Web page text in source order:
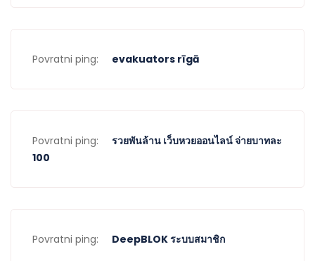
Povratni ping: evakuators rīgā
Povratni ping:
รวยพันล้าน เว็บหวยออนไลน์ จ่ายบาทละ
100
Povratni ping: DeepBLOK ระบบสมาชิก